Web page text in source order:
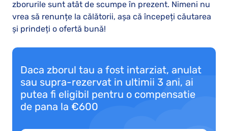
zborurile sunt atât de scumpe în prezent. Nimeni nu
vrea să renunțe la călătorii, așa că începeți căutarea
și prindeți o ofertă bună!
Daca zborul tau a fost intarziat, anulat
sau supra-rezervat in ultimii 3 ani, ai
putea fi eligibil pentru o compensatie
de pana la €600